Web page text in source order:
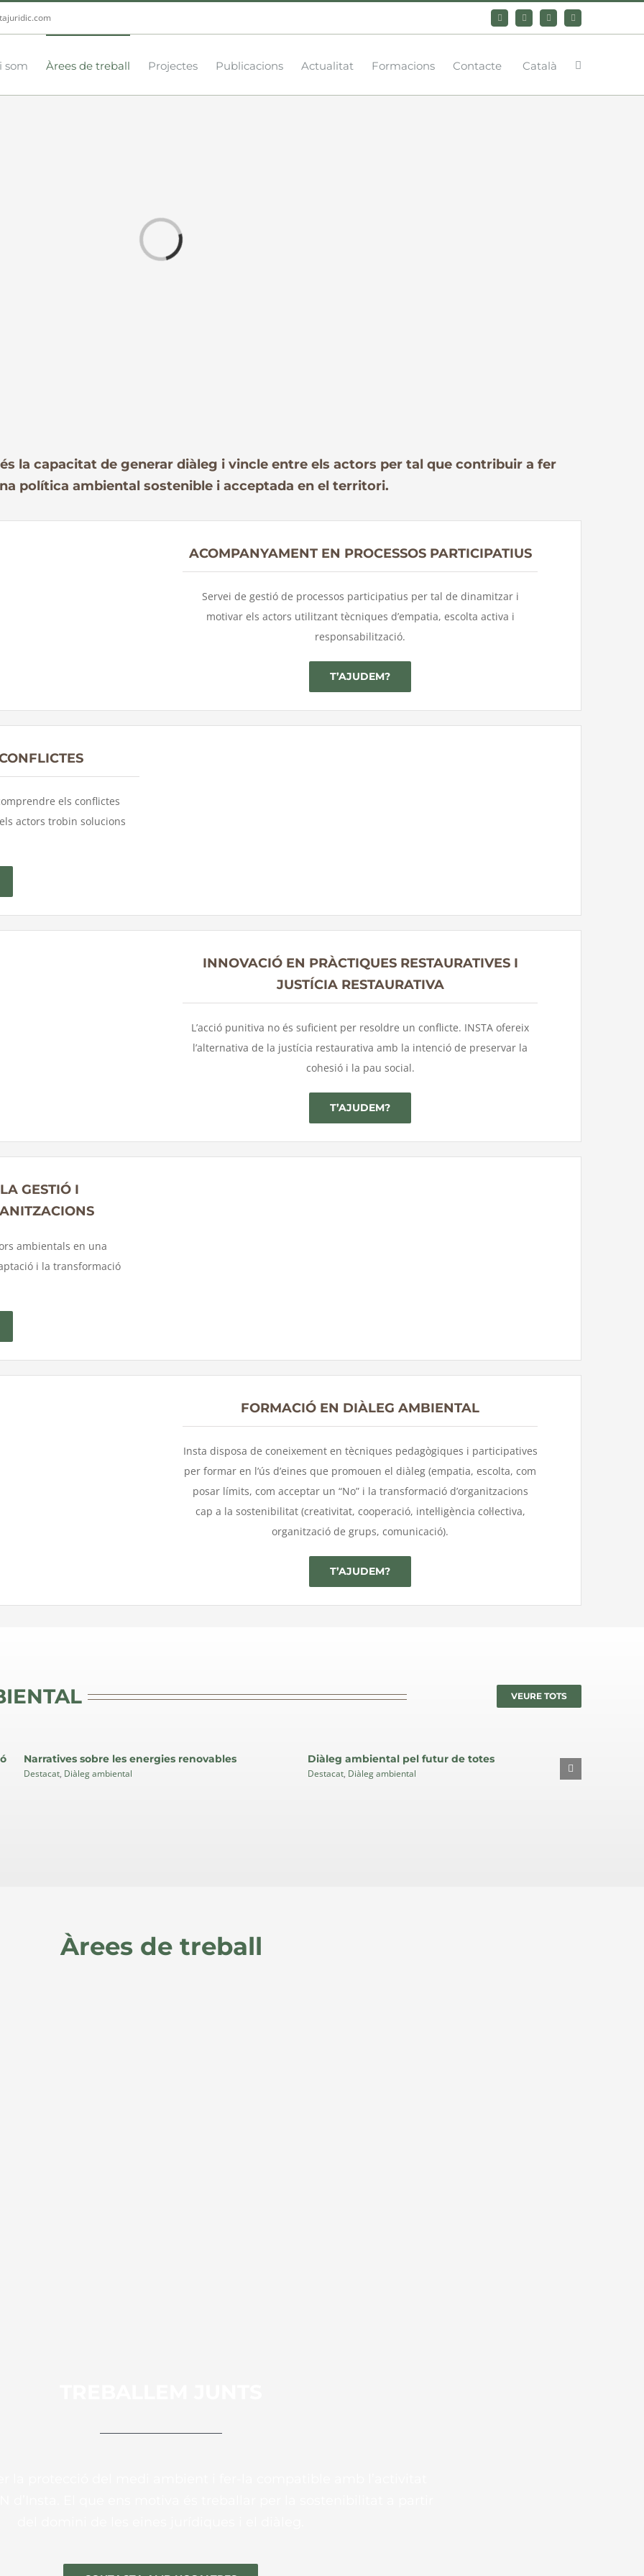
BlueskyLinkedInYouTubeInstagram
som Àrees de treball Projectes Publicacions Actualitat Formacions Contacte Català
Loading...
la capacitat de generar diàleg i vincle entre els actors per tal que contribuir a fer
política ambiental sostenible i acceptada en el territori.
ACOMPANYAMENT EN PROCESSOS PARTICIPATIUS
Servei de gestió de processos participatius per tal de dinamitzar i
motivar els actors utilitzant tècniques d’empatia, escolta activa i
responsabilització.
T’AJUDEM?
els conflictes
actors trobin solucions
INNOVACIÓ EN PRÀCTIQUES RESTAURATIVES I
JUSTÍCIA RESTAURATIVA
L’acció punitiva no és suficient per resoldre un conflicte. INSTA ofereix
l’alternativa de la justícia restaurativa amb la intenció de preservar la
cohesió i la pau social.
T’AJUDEM?
GESTIÓ I
ambientals en una
i la transformació
FORMACIÓ EN DIÀLEG AMBIENTAL
Insta disposa de coneixement en tècniques pedagògiques i participatives
per formar en l’ús d’eines que promouen el diàleg (empatia, escolta, com
posar límits, com acceptar un “No” i la transformació d’organitzacions
cap a la sostenibilitat (creativitat, cooperació, intel·ligència col·lectiva,
organització de grups, comunicació).
T’AJUDEM?
VEURE TOTS
Destacat
Narratives sobre les energies renovables
Destacat, Diàleg ambiental
Destacat
Diàleg ambiental pel futur de totes
Destacat, Diàleg ambiental
Àrees de treball